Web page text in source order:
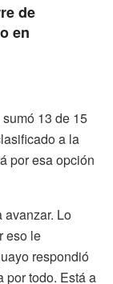
de
en
13 de 15
a la
por esa opción
avanzar. Lo
eso le
respondió
por todo. Está a